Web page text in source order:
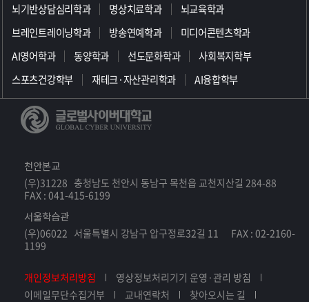
뇌기반상담심리학과 명상치료학과
뇌교육학과
브레인트레이닝학과
방송연예학과
미디어콘텐츠학과
AI영어학과
동양학과 선도문화학과
사회복지학부
스포츠건강학부
재테크·자산관리학과 AI융합학부
천안본교
(우)31228 충청남도 천안시 동남구 목천읍 교천지산길 284-88
FAX : 041-415-6199
서울학습관
(우)06022 서울특별시 강남구 압구정로32길 11 FAX : 02-2160-
1199
개인정보처리방침
영상정보처리기기 운영·관리 방침
이메일무단수집거부
교내연락처
찾아오시는 길